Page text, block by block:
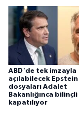
ABD'de tek imzayla
açılabilecek Epstein
dosyaları Adalet
Bakanlığınca
kapatılıyor